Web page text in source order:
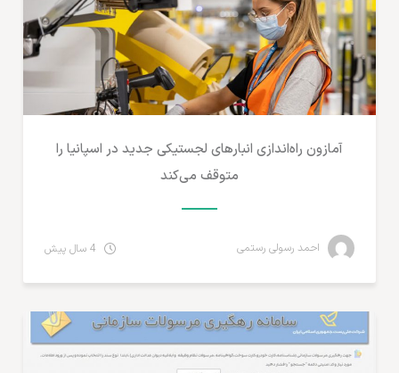
آمازون راه‌اندازی انبارهای لجستیکی جدید در اسپانیا را
متوقف می‌کند
احمد رسولی رستمی